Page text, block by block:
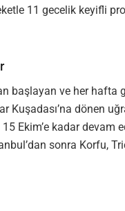
11 gecelik keyifli
ve her hafta
dönen
Ekim’e kadar
sonra Korfu,